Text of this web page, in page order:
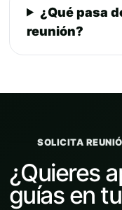
¿Qué pasa
reunión?
SOLICITA
¿Quieres
guías en